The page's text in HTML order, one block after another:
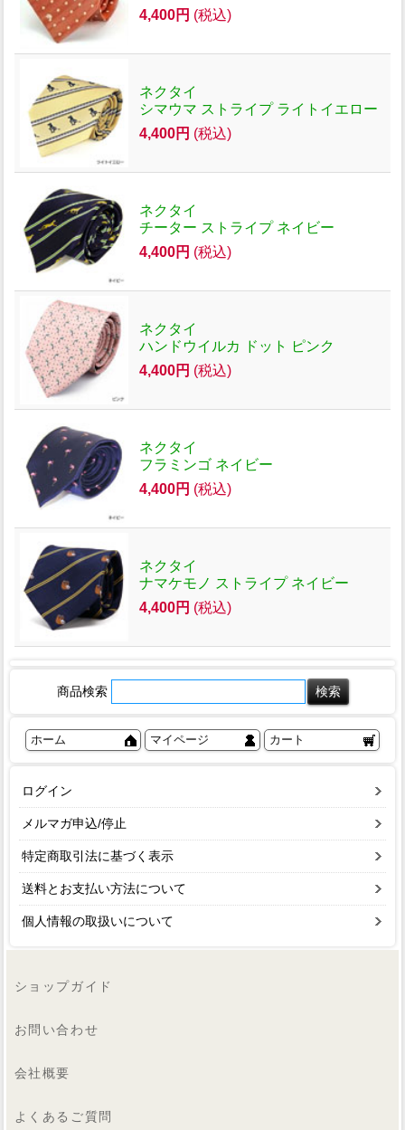
4,400円 (税込)
ネクタイ
シマウマ ストライプ ライトイエロー
4,400円 (税込)
ネクタイ
チーター ストライプ ネイビー
4,400円 (税込)
ネクタイ
ハンドウイルカ ドット ピンク
4,400円 (税込)
ネクタイ
フラミンゴ ネイビー
4,400円 (税込)
ネクタイ
ナマケモノ ストライプ ネイビー
4,400円 (税込)
商品検索
ホーム マイページ カート
ログイン
メルマガ申込/停止
特定商取引法に基づく表示
送料とお支払い方法について
個人情報の取扱いについて
ショップガイド
お問い合わせ
会社概要
よくあるご質問